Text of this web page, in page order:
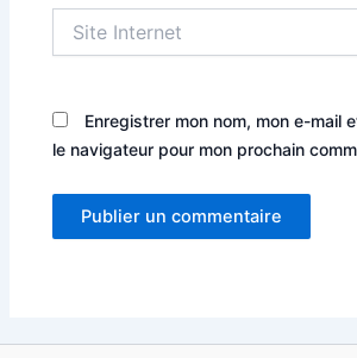
Internet
Enregistrer mon nom, mon e-mail
le navigateur pour mon prochain